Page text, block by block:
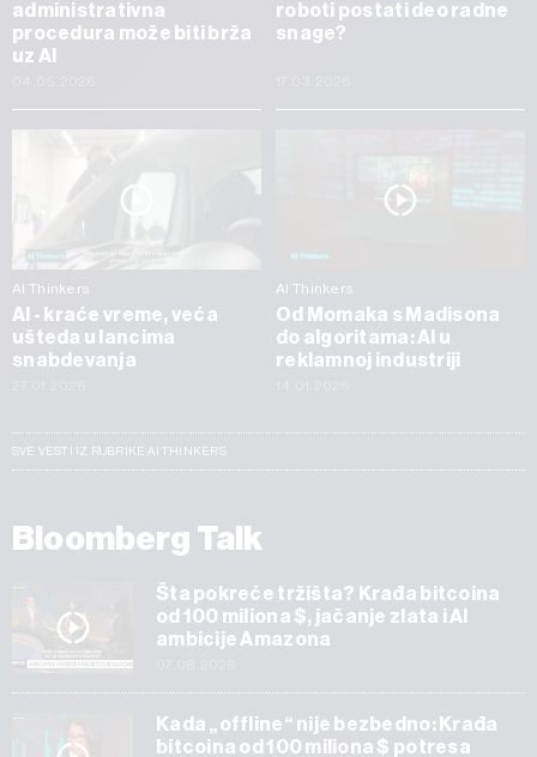
administrativna
procedura može biti brža
uz AI
roboti postati deo radne
snage?
AI Thinkers
AI - kraće vreme, veća
ušteda u lancima
snabdevanja
AI Thinkers
Od Momaka s Madisona
do algoritama: AI u
reklamnoj industriji
SVE VESTI IZ RUBRIKE AI THINKERS
Bloomberg Talk
Šta pokreće tržišta? Krađa bitcoina
od 100 miliona $, jačanje zlata i AI
ambicije Amazona
Kada „offline“ nije bezbedno: Krađa
bitcoina od 100 miliona $ potresa